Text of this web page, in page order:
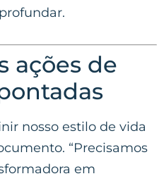
ações de
nosso estilo de vida
“Precisamos
em